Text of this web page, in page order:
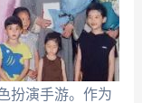
扮演手游。作为